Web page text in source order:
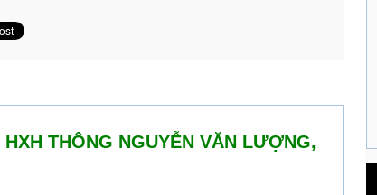
THÔNG NGUYỄN VĂN LƯỢNG,